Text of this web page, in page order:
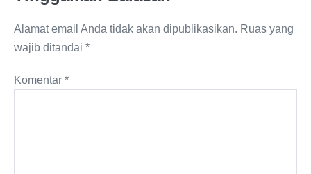
Alamat email Anda tidak akan dipublikasikan. Ruas yang
wajib ditandai *
Komentar *